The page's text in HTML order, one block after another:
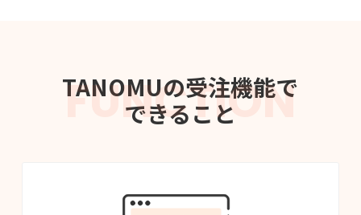
FUNCTION
TANOMUの受注機能で
できること